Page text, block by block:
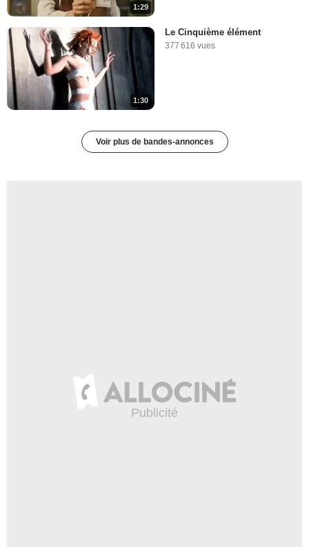
1:29
1:30
Le Cinquième élément
377 616 vues
Voir plus de bandes-annonces